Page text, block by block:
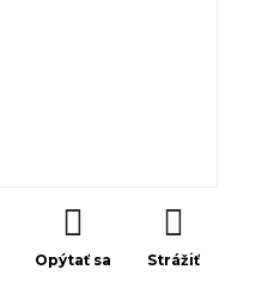
Opýtať sa Strážiť